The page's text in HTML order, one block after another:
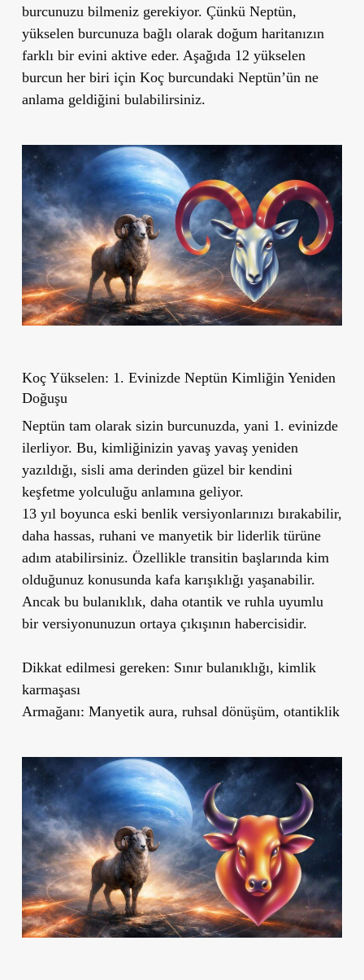
burcunuzu bilmeniz gerekiyor. Çünkü Neptün,
yükselen burcunuza bağlı olarak doğum haritanızın
farklı bir evini aktive eder. Aşağıda 12 yükselen
burcun her biri için Koç burcundaki Neptün’ün ne
anlama geldiğini bulabilirsiniz.
Koç Yükselen: 1. Evinizde Neptün Kimliğin Yeniden
Doğuşu
Neptün tam olarak sizin burcunuzda, yani 1. evinizde
ilerliyor. Bu, kimliğinizin yavaş yavaş yeniden
yazıldığı, sisli ama derinden güzel bir kendini
keşfetme yolculuğu anlamına geliyor.
13 yıl boyunca eski benlik versiyonlarınızı bırakabilir,
daha hassas, ruhani ve manyetik bir liderlik türüne
adım atabilirsiniz. Özellikle transitin başlarında kim
olduğunuz konusunda kafa karışıklığı yaşanabilir.
Ancak bu bulanıklık, daha otantik ve ruhla uyumlu
bir versiyonunuzun ortaya çıkışının habercisidir.
Dikkat edilmesi gereken: Sınır bulanıklığı, kimlik
karmaşası
Armağanı: Manyetik aura, ruhsal dönüşüm, otantiklik